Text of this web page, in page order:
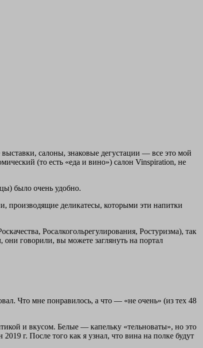
салоны, знаковые дегустации — все это мой
(то есть «еда и вино») салон Vinspiration, не
было очень удобно.
производящие деликатесы, которыми эти напитки
Росалкогольрегулирования, Ростуризма), так
говорили, вы можете заглянуть на портал
Что мне понравилось, а что — «не очень» (из тех 48
и вкусом. Белые — капельку «тельноваты», но это
г. После того как я узнал, что вина на полке будут